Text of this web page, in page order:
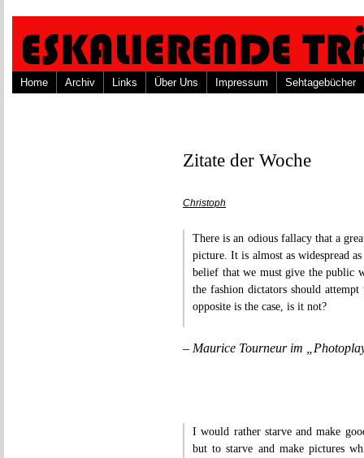
Home Archiv Links Über Uns Impressum Sehtagebücher
Zitate der Woche
Christoph
There is an odious fallacy that a
picture. It is almost as widespread
belief that we must give the public
the fashion dictators should
opposite is the case, is it not?
– Maurice Tourneur im
I would rather starve and make
but to starve and make pictures